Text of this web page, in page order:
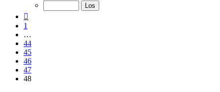
von
1
…
44
45
46
47
48